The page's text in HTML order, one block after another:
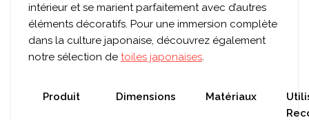
intérieur et se marient parfaitement avec d’autres
éléments décoratifs. Pour une immersion complète
dans la culture japonaise, découvrez également
notre sélection de toiles japonaises
Produit Dimensions Matériaux